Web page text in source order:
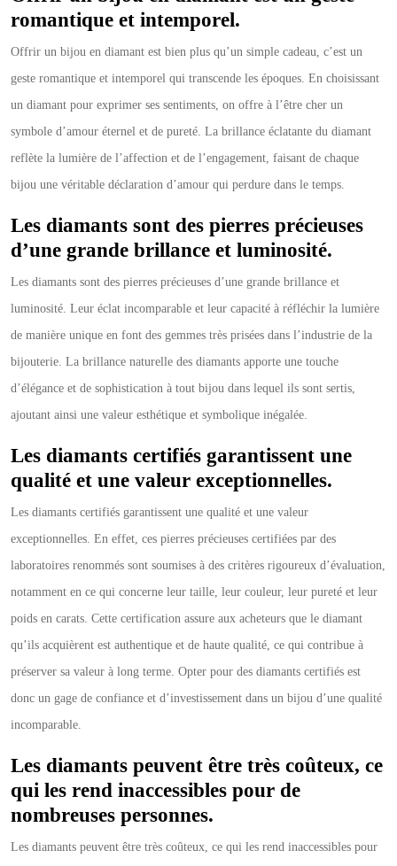
romantique et intemporel.
Offrir un bijou en diamant est bien plus qu’un simple cadeau, c’est un
geste romantique et intemporel qui transcende les époques. En choisissant
un diamant pour exprimer ses sentiments, on offre à l’être cher un
symbole d’amour éternel et de pureté. La brillance éclatante du diamant
reflète la lumière de l’affection et de l’engagement, faisant de chaque
bijou une véritable déclaration d’amour qui perdure dans le temps.
Les diamants sont des pierres précieuses
d’une grande brillance et luminosité.
Les diamants sont des pierres précieuses d’une grande brillance et
luminosité. Leur éclat incomparable et leur capacité à réfléchir la lumière
de manière unique en font des gemmes très prisées dans l’industrie de la
bijouterie. La brillance naturelle des diamants apporte une touche
d’élégance et de sophistication à tout bijou dans lequel ils sont sertis,
ajoutant ainsi une valeur esthétique et symbolique inégalée.
Les diamants certifiés garantissent une
qualité et une valeur exceptionnelles.
Les diamants certifiés garantissent une qualité et une valeur
exceptionnelles. En effet, ces pierres précieuses certifiées par des
laboratoires renommés sont soumises à des critères rigoureux d’évaluation,
notamment en ce qui concerne leur taille, leur couleur, leur pureté et leur
poids en carats. Cette certification assure aux acheteurs que le diamant
qu’ils acquièrent est authentique et de haute qualité, ce qui contribue à
préserver sa valeur à long terme. Opter pour des diamants certifiés est
donc un gage de confiance et d’investissement dans un bijou d’une qualité
incomparable.
Les diamants peuvent être très coûteux, ce
qui les rend inaccessibles pour de
nombreuses personnes.
Les diamants peuvent être très coûteux, ce qui les rend inaccessibles pour